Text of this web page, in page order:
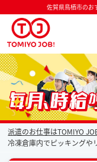
佐賀県鳥栖市のお
派遣なら毎月時給が上がるト
派遣のお仕事はTOMIYO
冷凍倉庫内でピッキングや